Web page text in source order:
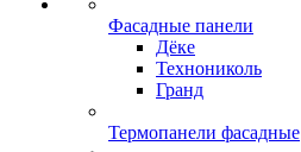
Фасадные панели
Дёке
Технониколь
Гранд
Термопанели фасадные